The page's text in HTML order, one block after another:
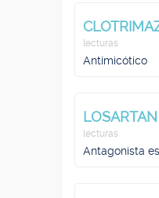
lecturas
Antimicótico
lecturas
Antagonista